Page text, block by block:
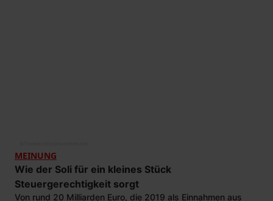
MEINUNG
Wie der Soli für ein kleines Stück
Steuergerechtigkeit sorgt
Von rund 20 Milliarden Euro, die 2019 als Einnahmen aus